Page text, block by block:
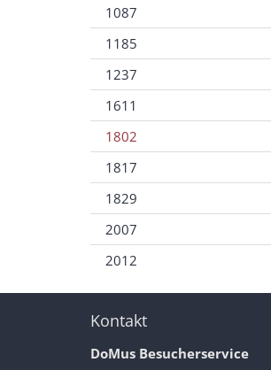
1087
1185
1237
1611
1802
1817
1829
2007
2012
Kontakt
DoMus Besucherservice